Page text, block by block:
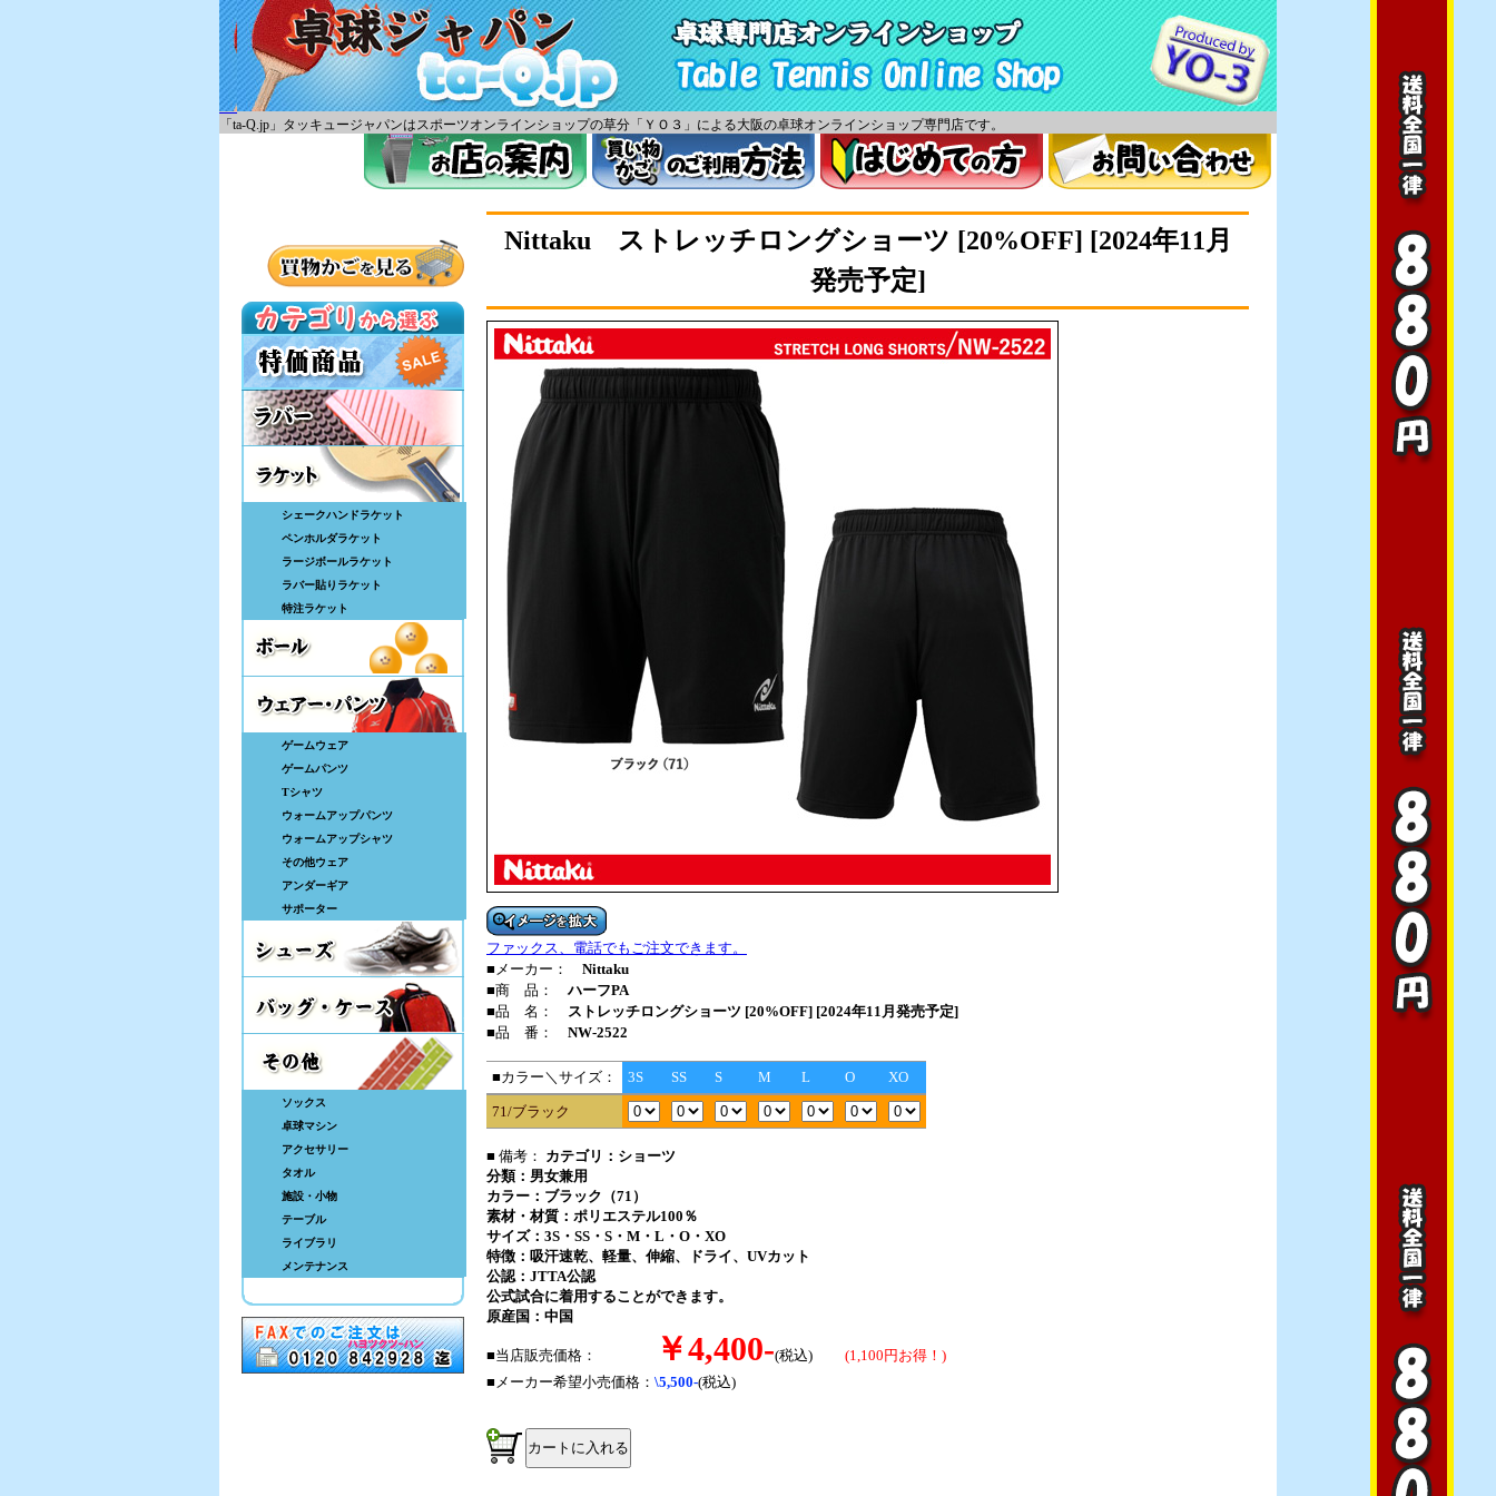
「ta-Q.jp」タッキュージャパンはスポーツオンラインショップの草分「ＹＯ３」による大阪の卓球オンラインショップ専門店です。
シェークハンドラケット
ペンホルダラケット
ラージボールラケット
ラバー貼りラケット
特注ラケット
ゲームウェア
ゲームパンツ
Tシャツ
ウォームアップパンツ
ウォームアップシャツ
その他ウェア
アンダーギア
サポーター
ソックス
卓球マシン
アクセサリー
タオル
施設・小物
テーブル
ライブラリ
メンテナンス
Nittaku ストレッチロングショーツ [20%OFF] [2024年11月
発売予定]
ファックス、電話でもご注文できます。
■メーカー： Nittaku
■商 品： ハーフPA
■品 名： ストレッチロングショーツ [20%OFF] [2024年11月発売予定]
■品 番： NW-2522
■カラー＼サイズ： 3S SS S M L O XO
71/ブラック
■ 備考： カテゴリ：ショーツ
分類：男女兼用
カラー：ブラック（71）
素材・材質：ポリエステル100％
サイズ：3S・SS・S・M・L・O・XO
特徴：吸汗速乾、軽量、伸縮、ドライ、UVカット
公認：JTTA公認
公式試合に着用することができます。
原産国：中国
■当店販売価格： ￥4,400-(税込)
(1,100円お得！)
■メーカー希望小売価格： \5,500-(税込)